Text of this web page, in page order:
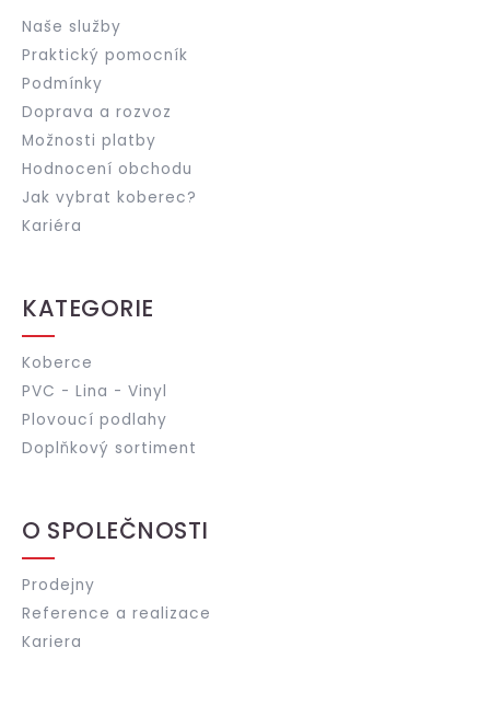
Naše služby
Praktický pomocník
Podmínky
Doprava a rozvoz
Možnosti platby
Hodnocení obchodu
Jak vybrat koberec?
Kariéra
KATEGORIE
Koberce
PVC - Lina - Vinyl
Plovoucí podlahy
Doplňkový sortiment
O SPOLEČNOSTI
Prodejny
Reference a realizace
Kariera